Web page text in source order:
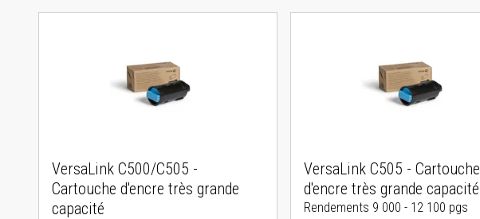
VersaLink C500/C505 -
Cartouche d'encre très grande
capacité
VersaLink C505 - Cartouche
d'encre très grande capacité
Rendements 9 000 - 12 100 pgs